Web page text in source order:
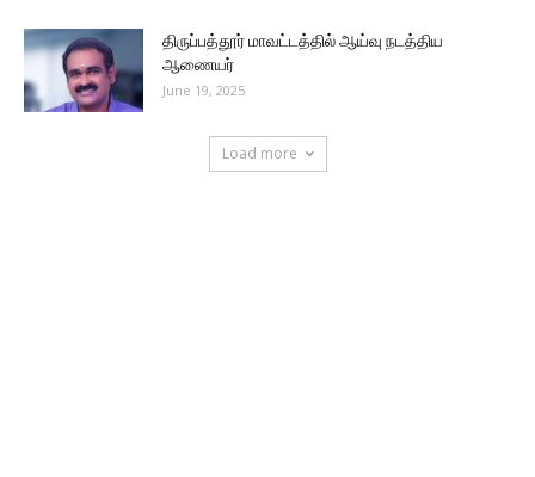
திருப்பத்தூர் மாவட்டத்தில் ஆய்வு நடத்திய
ஆணையர்
June 19, 2025
Load more